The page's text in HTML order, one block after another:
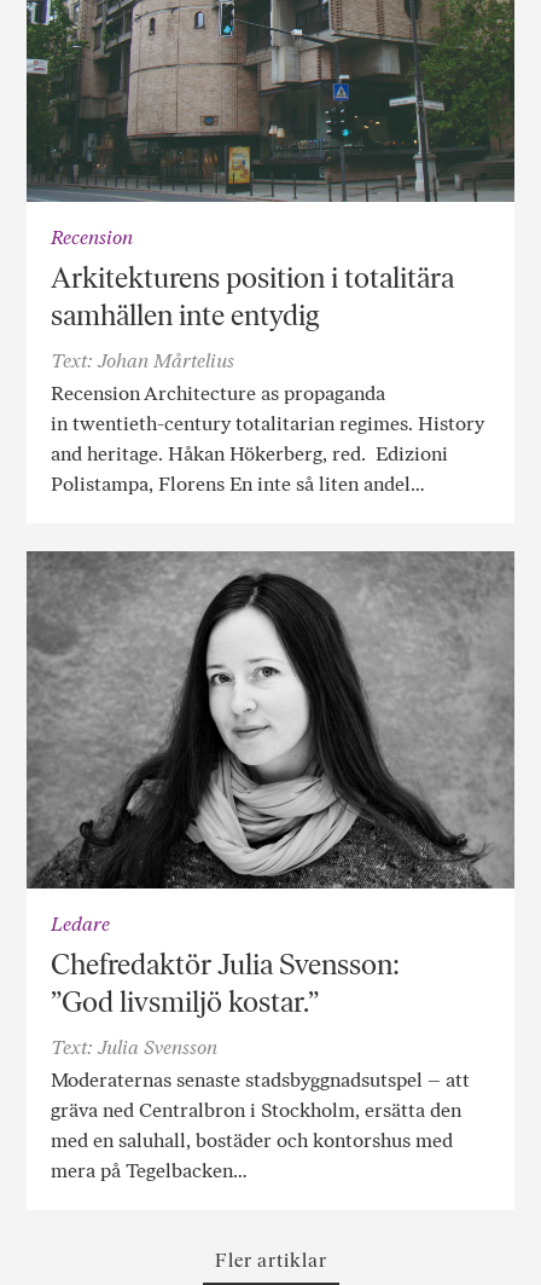
Recension
Arkitekturens position i totalitära
samhällen inte entydig
Text: Johan Mårtelius
Recension Architecture as propaganda
in twentieth-century totalitarian regimes. History
and heritage. Håkan Hökerberg, red. Edizioni
Polistampa, Florens En inte så liten andel…
Ledare
Chefredaktör Julia Svensson:
”God livsmiljö kostar.”
Text: Julia Svensson
Moderaternas senaste stadsbyggnadsutspel – att
gräva ned Centralbron i Stockholm, ersätta den
med en saluhall, bostäder och kontorshus med
mera på Tegelbacken…
Fler artiklar